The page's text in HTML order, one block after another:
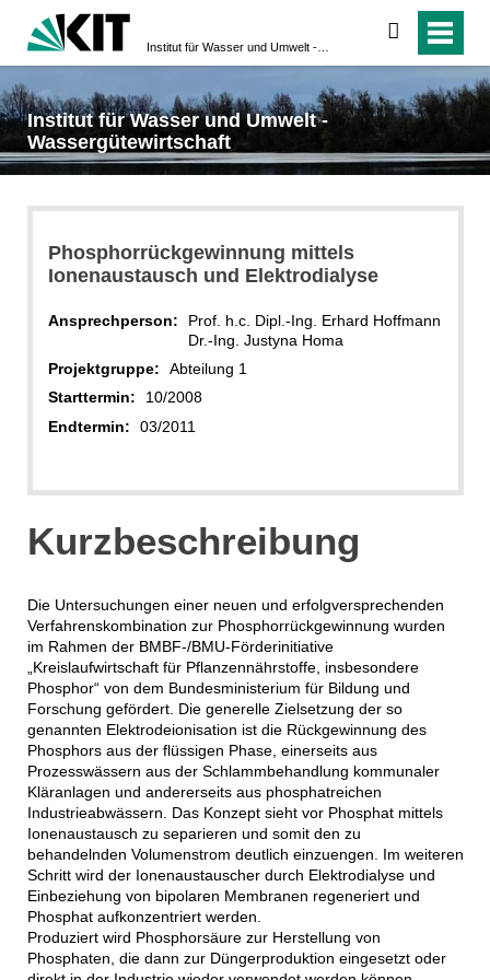
suchen
Institut für Wasser und Umwelt -
Wassergütewirtschaft
Phosphorrückgewinnung mittels
Ionenaustausch und Elektrodialyse
Ansprechperson:
Prof. h.c. Dipl.-Ing. Erhard Hoffmann
Dr.-Ing. Justyna Homa
Projektgruppe:
Abteilung 1
Starttermin:
10/2008
Endtermin:
03/2011
Kurzbeschreibung
Die Untersuchungen einer neuen und erfolgversprechenden
Verfahrenskombination zur Phosphorrückgewinnung wurden
im Rahmen der BMBF-/BMU-Förderinitiative
„Kreislaufwirtschaft für Pflanzennährstoffe, insbesondere
Phosphor“ von dem Bundesministerium für Bildung und
Forschung gefördert. Die generelle Zielsetzung der so
genannten Elektrodeionisation ist die Rückgewinnung des
Phosphors aus der flüssigen Phase, einerseits aus
Prozesswässern aus der Schlammbehandlung kommunaler
Kläranlagen und andererseits aus phosphatreichen
Industrieabwässern. Das Konzept sieht vor Phosphat mittels
Ionenaustausch zu separieren und somit den zu
behandelnden Volumenstrom deutlich einzuengen. Im weiteren
Schritt wird der Ionenaustauscher durch Elektrodialyse und
Einbeziehung von bipolaren Membranen regeneriert und
Phosphat aufkonzentriert werden.
Produziert wird Phosphorsäure zur Herstellung von
Phosphaten, die dann zur Düngerproduktion eingesetzt oder